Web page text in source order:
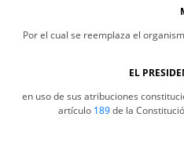
Por el cual se reemplaza el
EL
en uso de sus atribuciones
artículo 189de la